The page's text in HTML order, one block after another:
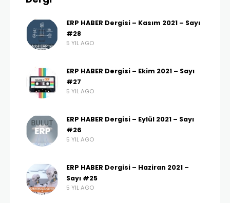
ERP HABER Dergisi – Kasım 2021 – Sayı
#28
5 YIL AGO
ERP HABER Dergisi – Ekim 2021 – Sayı
#27
5 YIL AGO
ERP HABER Dergisi – Eylül 2021 – Sayı
#26
5 YIL AGO
ERP HABER Dergisi – Haziran 2021 –
Sayı #25
5 YIL AGO